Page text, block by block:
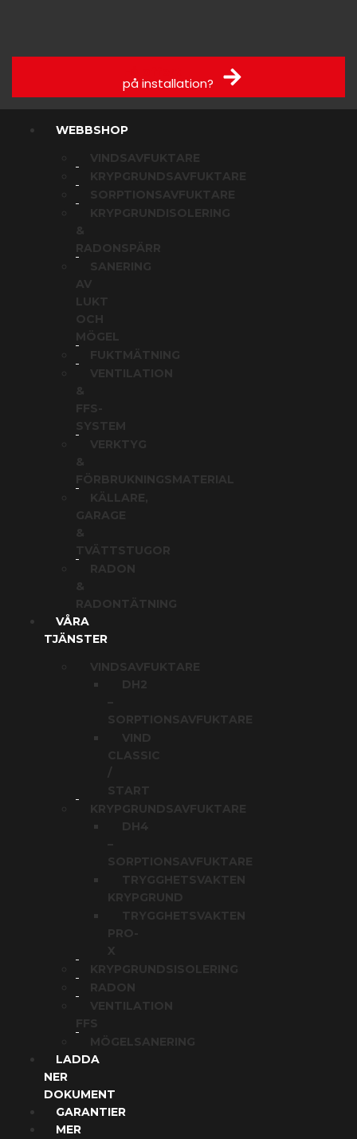
på installation?
WEBBSHOP
VINDSAVFUKTARE
KRYPGRUNDSAVFUKTARE
SORPTIONSAVFUKTARE
KRYPGRUNDISOLERING
&
RADONSPÄRR
SANERING
AV
LUKT
OCH
MÖGEL
FUKTMÄTNING
VENTILATION
&
SYSTEM
VERKTYG
&
FÖRBRUKNINGSMATERIAL
KÄLLARE,
GARAGE
&
TVÄTTSTUGOR
RADON
&
RADONTÄTNING
VÅRA
TJÄNSTER
VINDSAVFUKTARE
DH2
SORPTIONSAVFUKTARE
VIND
CLASSIC
START
KRYPGRUNDSAVFUKTARE
DH4
SORPTIONSAVFUKTARE
TRYGGHETSVAKTEN
KRYPGRUND
TRYGGHETSVAKTEN
PRO-
X
KRYPGRUNDSISOLERING
RADON
VENTILATION
MÖGELSANERING
LADDA
NER
DOKUMENT
GARANTIER
MER